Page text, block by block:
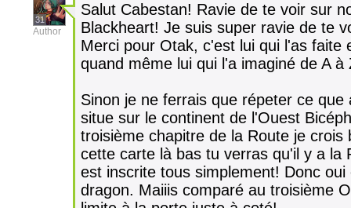
31
Author
Salut Cabestan! Ravie de te voir sur
Blackheart! Je suis super ravie de te
Merci pour Otak, c'est lui qui l'as faite
quand même lui qui l'a imaginé de A à
Sinon je ne ferrais que répeter ce
situe sur le continent de l'Ouest
troisième chapitre de la Route je
cette carte là bas tu verras qu'il y a la
est inscrite tous simplement! Donc
dragon. Maiiis comparé au troisième